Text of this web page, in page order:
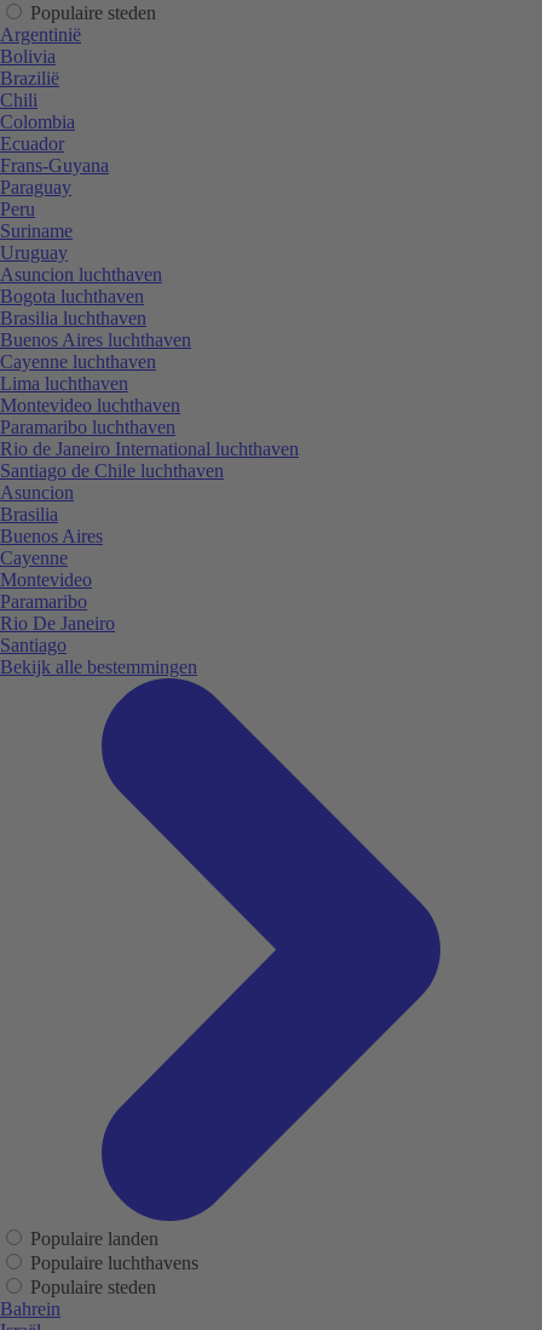
Populaire steden
Argentinië
Bolivia
Brazilië
Chili
Colombia
Ecuador
Frans-Guyana
Paraguay
Peru
Suriname
Uruguay
Asuncion luchthaven
Bogota luchthaven
Brasilia luchthaven
Buenos Aires luchthaven
Cayenne luchthaven
Lima luchthaven
Montevideo luchthaven
Paramaribo luchthaven
Rio de Janeiro International luchthaven
Santiago de Chile luchthaven
Asuncion
Brasilia
Buenos Aires
Cayenne
Montevideo
Paramaribo
Rio De Janeiro
Santiago
Bekijk alle bestemmingen
Populaire landen
Populaire luchthavens
Populaire steden
Bahrein